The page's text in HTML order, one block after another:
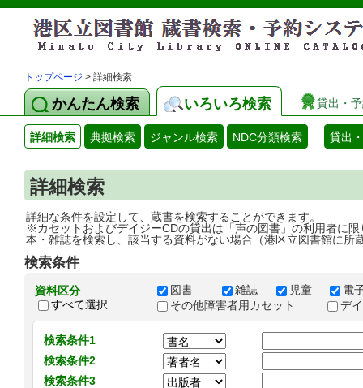
トップページ > 詳細検索
かんたん検索 いろいろ検索 貸出・
詳細検索 典拠検索 ジャンル検索 NDC分類検索 貸出
詳細検索
詳細な条件を設定して、蔵書を検索することができます。
※カセットおよびデイジーCDの貸出は「声の図書」の利用者に限
本・雑誌を検索し、該当する資料がない場合（港区立図書館に所
検索条件
資料区分
すべて選択
図書 雑誌 児童
電
その他障害者用カセット
デ
検索条件1
検索条件2
検索条件3